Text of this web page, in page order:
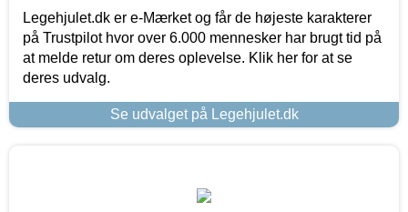
Legehjulet.dk er e-Mærket og får de højeste karakterer
på Trustpilot hvor over 6.000 mennesker har brugt tid på
at melde retur om deres oplevelse. Klik her for at se
deres udvalg.
Se udvalget på Legehjulet.dk